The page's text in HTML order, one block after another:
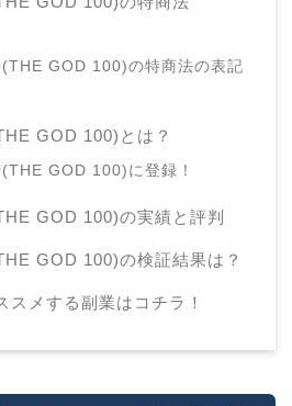
GOD 100)の特商法の表記
GOD 100)とは？
GOD 100)に登録！
GOD 100)の実績と評判
GOD 100)の検証結果は？
スメする副業はコチラ！